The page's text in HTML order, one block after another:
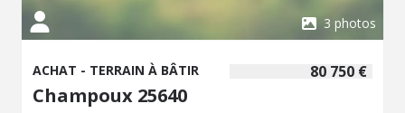
Géorisques : georisques.gouv.fr.
3 photos
80 750 €
ACHAT - TERRAIN À BÂTIR
Champoux 25640